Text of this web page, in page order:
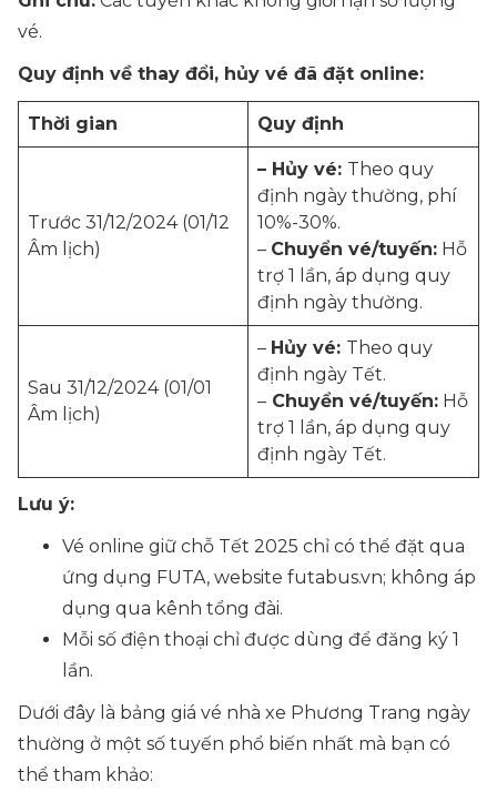
vé.
Quy định về thay đổi, hủy vé đã đặt online:
Thời gian Quy định
Trước 31/12/2024 (01/12
Âm lịch)
– Hủy vé: Theo quy
định ngày thường, phí
10%-30%.
– Chuyển vé/tuyến: Hỗ
trợ 1 lần, áp dụng quy
định ngày thường.
Sau 31/12/2024 (01/01
Âm lịch)
– Hủy vé: Theo quy
định ngày Tết.
– Chuyển vé/tuyến: Hỗ
trợ 1 lần, áp dụng quy
định ngày Tết.
Lưu ý:
Vé online giữ chỗ Tết 2025 chỉ có thể đặt qua
ứng dụng FUTA, website futabus.vn; không áp
dụng qua kênh tổng đài.
Mỗi số điện thoại chỉ được dùng để đăng ký 1
lần.
Dưới đây là bảng giá vé nhà xe Phương Trang ngày
thường ở một số tuyến phổ biến nhất mà bạn có
thể tham khảo: